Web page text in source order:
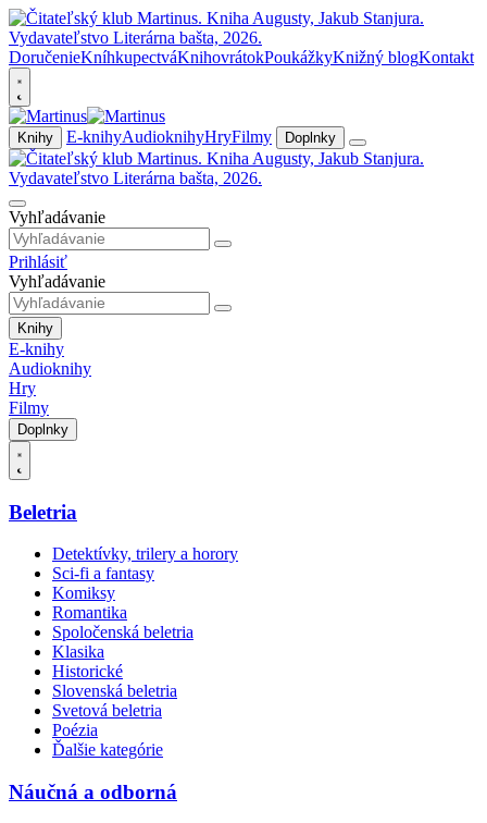
DoručenieKníhkupectváKnihovrátokPoukážkyKnižný blogKontakt
Knihy E-knihyAudioknihyHryFilmy Doplnky
Vyhľadávanie
Prihlásiť
Vyhľadávanie
Knihy
E-knihy
Audioknihy
Hry
Filmy
Doplnky
Beletria
Detektívky, trilery a horory
Sci-fi a fantasy
Komiksy
Romantika
Spoločenská beletria
Klasika
Historické
Slovenská beletria
Svetová beletria
Poézia
Ďalšie kategórie
Náučná a odborná